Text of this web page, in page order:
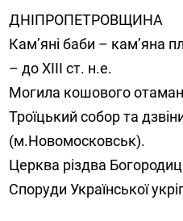
ДНІПРОПЕТРОВЩИНА
Кам’яні баби – кам’яна
– до ХІІІ ст. н.е.
Могила кошового
Троїцький собор та
(м.Новомосковськ).
Церква різдва
Споруди Української